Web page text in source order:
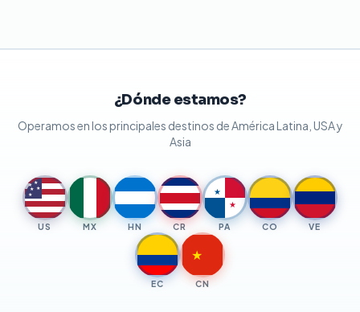
¿Dónde estamos?
Operamos en los principales destinos de América Latina, USA y
Asia
★ ★
★ ★
★
US MX HN CR
★
★
PA CO VE
EC
★
CN